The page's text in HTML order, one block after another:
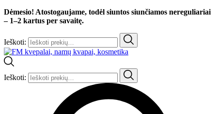
Dėmesio! Atostogaujame, todėl siuntos siunčiamos nereguliariai
– 1–2 kartus per savaitę.
Ieškoti:
Ieškoti: